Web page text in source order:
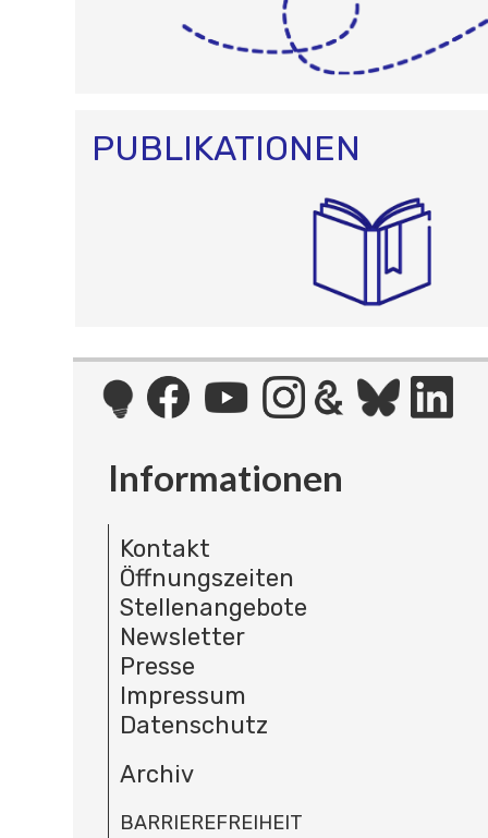
PUBLIKATIONEN
Informationen
Kontakt
Öffnungszeiten
Stellenangebote
Newsletter
Presse
Impressum
Datenschutz
Archiv
BARRIEREFREIHEIT